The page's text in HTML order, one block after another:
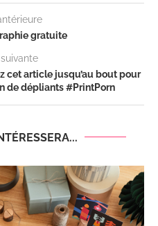
gratuite
cet article jusqu’au bout pour
de dépliants #PrintPorn